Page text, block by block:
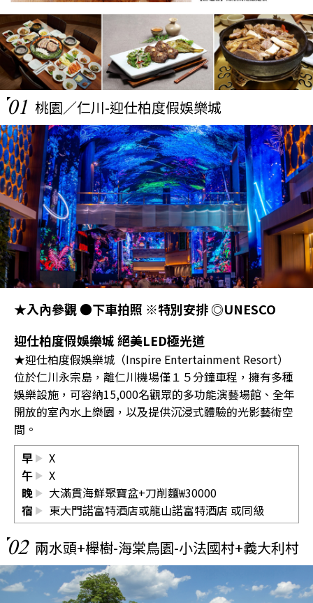
01 桃園／仁川-迎仕柏度假娛樂城
★入內參觀 ●下車拍照 ※特別安排 ◎UNESCO
迎仕柏度假娛樂城 絕美LED極光道
★迎仕柏度假娛樂城（Inspire Entertainment Resort）
位於仁川永宗島，離仁川機場僅１５分鐘車程，擁有多種
娛樂設施，可容納15,000名觀眾的多功能演藝場館、全年
開放的室內水上樂園，以及提供沉浸式體驗的光影藝術空
間。
早
X
午
X
晚
大滿貫海鮮聚寶盆+刀削麵₩30000
宿
東大門諾富特酒店或龍山諾富特酒店 或同級
02 兩水頭+櫸樹-海棠鳥園-小法國村+義大利村